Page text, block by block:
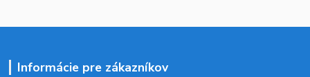
Informácie pre zákazníkov